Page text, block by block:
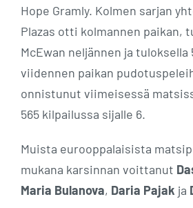
Hope Gramly. Kolmen sarjan
Plazas otti kolmannen paikan,
McEwan neljännen ja tuloksella
viidennen paikan
onnistunut viimeisessä
565 kilpailussa sijalle 6.
Muista eurooppalaisista
mukana karsinnan voittanut
Maria Bulanova, Daria Pajak ja